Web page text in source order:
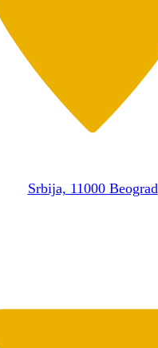
Srbija, 11000 Beograd